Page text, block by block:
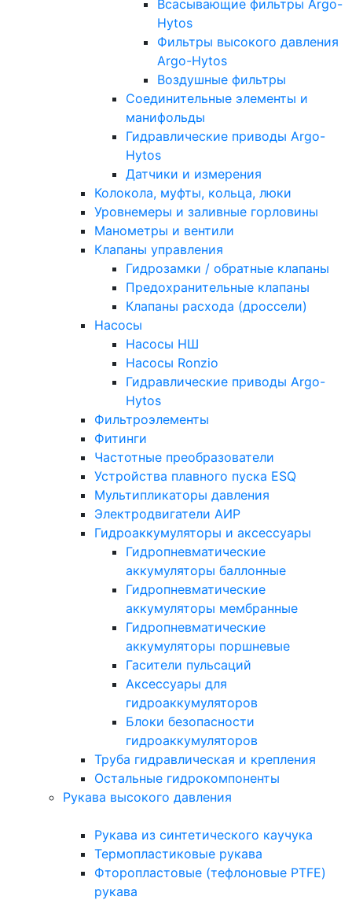
Всасывающие фильтры Argo-
Hytos
Фильтры высокого давления
Argo-Hytos
Воздушные фильтры
Соединительные элементы и
манифольды
Гидравлические приводы Argo-
Hytos
Датчики и измерения
Колокола, муфты, кольца, люки
Уровнемеры и заливные горловины
Манометры и вентили
Клапаны управления
Гидрозамки / обратные клапаны
Предохранительные клапаны
Клапаны расхода (дроссели)
Насосы
Насосы НШ
Насосы Ronzio
Гидравлические приводы Argo-
Hytos
Фильтроэлементы
Фитинги
Частотные преобразователи
Устройства плавного пуска ESQ
Мультипликаторы давления
Электродвигатели АИР
Гидроаккумуляторы и аксессуары
Гидропневматические
аккумуляторы баллонные
Гидропневматические
аккумуляторы мембранные
Гидропневматические
аккумуляторы поршневые
Гасители пульсаций
Аксессуары для
гидроаккумуляторов
Блоки безопасности
гидроаккумуляторов
Труба гидравлическая и крепления
Остальные гидрокомпоненты
Рукава высокого давления
Рукава из синтетического каучука
Термопластиковые рукава
Фторопластовые (тефлоновые PTFE)
рукава